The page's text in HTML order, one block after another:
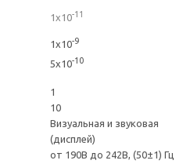
1х10-11
1х10-9
5х10-10
1
10
Визуальная и звуковая
(дисплей)
от 190В до 242В, (50±1) Гц